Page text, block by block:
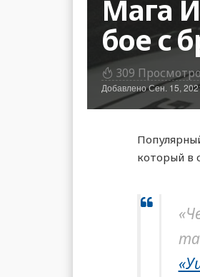
Мага
бое с
309
ДобавленоСен. 15,
который в